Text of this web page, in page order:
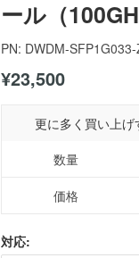
ール（
PN: DWDM-
¥23,500
更に多く買い上げ
数量
価格
対応: